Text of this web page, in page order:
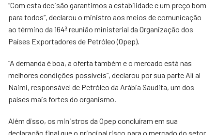
“Com esta decisão garantimos a estabilidade e um preço bom
para todos”, declarou o ministro aos meios de comunicação
ao término da 164ª reunião ministerial da Organização dos
Países Exportadores de Petróleo (Opep).
“A demanda é boa, a oferta também e o mercado está nas
melhores condições possíveis”, declarou por sua parte Ali al
Naimi, responsável de Petróleo da Arábia Saudita, um dos
países mais fortes do organismo.
Além disso, os ministros da Opep concluíram em sua
declaração final que o principal risco para o mercado do setor